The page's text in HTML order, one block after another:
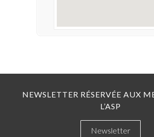
NEWSLETTER RÉSERVÉE AUX
L’ASP
Newsletter